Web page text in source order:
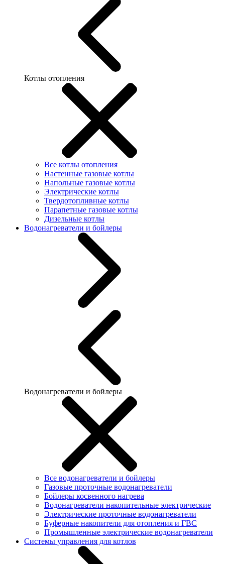
Котлы отопления
Все котлы отопления
Настенные газовые котлы
Напольные газовые котлы
Электрические котлы
Твердотопливные котлы
Парапетные газовые котлы
Дизельные котлы
Водонагреватели и бойлеры
Водонагреватели и бойлеры
Все водонагреватели и бойлеры
Газовые проточные водонагреватели
Бойлеры косвенного нагрева
Водонагреватели накопительные электрические
Электрические проточные водонагреватели
Буферные накопители для отопления и ГВС
Промышленные электрические водонагреватели
Системы управления для котлов